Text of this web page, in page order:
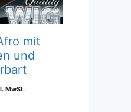
mit
und
MwSt.